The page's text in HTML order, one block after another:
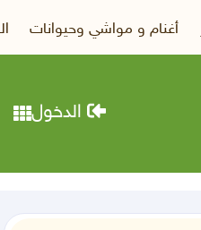
أغنام و مواشي وحيوانات
الدخول